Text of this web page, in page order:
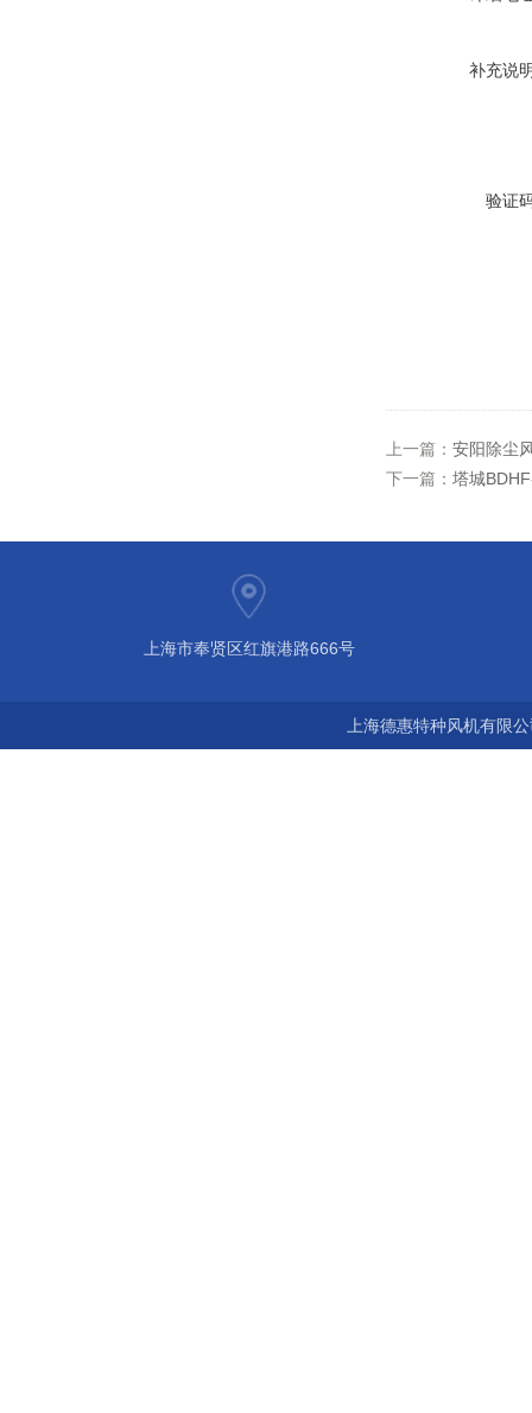
补充说
验证
上一篇： 安阳除尘
下一篇： 塔城
上海市奉贤区红旗港路666号
上海德惠特种风机有限